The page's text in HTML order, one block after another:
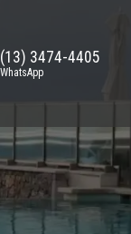
(13) 3474-4405
WhatsApp